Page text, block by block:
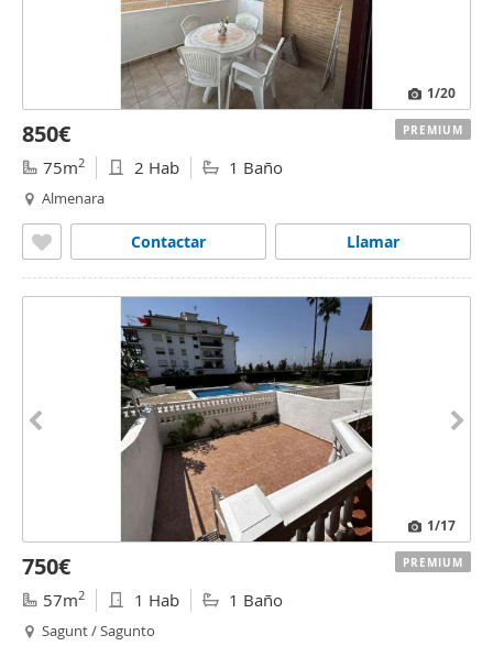
1/20
850€
75m2 2 Hab 1 Baño
Almenara
Llamar
Contactar
PREMIUM
1/17
750€
57m2 1 Hab 1 Baño
Sagunt / Sagunto
PREMIUM